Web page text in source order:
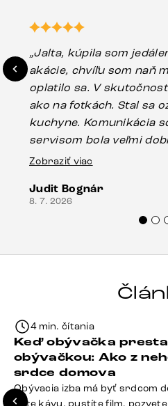
„Jalta, kúpila som
akácie, chvíľu som naň
oplatilo sa. V
ako na fotkách. Stal sa
kuchyne. Komunikácia
servisom bola veľmi
stola bolo malé
Vincze pri riešení mojej
veľmi korektne.
Zobraziť viac
Judit Bognár
8. 7. 2026
4 min. čítania
Keď obývačka
obývačkou: Ako z
srdce domova
Obývacia izba má byť srdcom
dáte kávu, pustíte film,